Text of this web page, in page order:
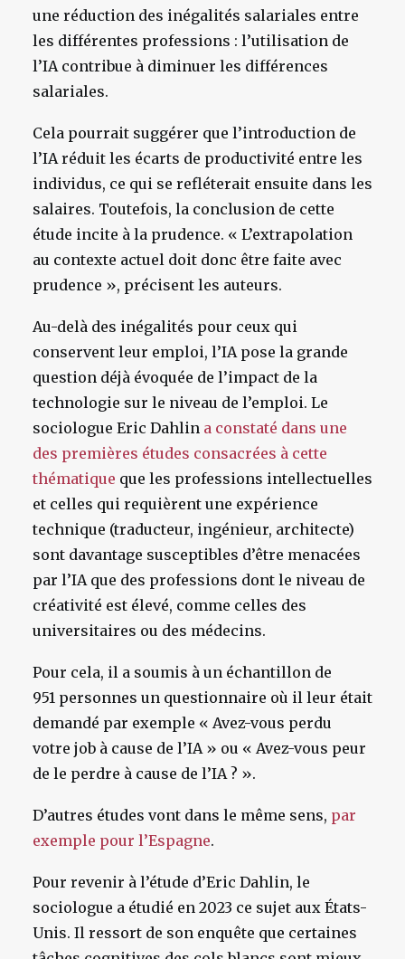
une réduction des inégalités salariales entre
les différentes professions : l’utilisation de
l’IA contribue à diminuer les différences
salariales.
Cela pourrait suggérer que l’introduction de
l’IA réduit les écarts de productivité entre les
individus, ce qui se refléterait ensuite dans les
salaires. Toutefois, la conclusion de cette
étude incite à la prudence. « L’extrapolation
au contexte actuel doit donc être faite avec
prudence », précisent les auteurs.
Au-delà des inégalités pour ceux qui
conservent leur emploi, l’IA pose la grande
question déjà évoquée de l’impact de la
technologie sur le niveau de l’emploi. Le
sociologue Eric Dahlin a constaté dans une
des premières études consacrées à cette
thématique que les professions intellectuelles
et celles qui requièrent une expérience
technique (traducteur, ingénieur, architecte)
sont davantage susceptibles d’être menacées
par l’IA que des professions dont le niveau de
créativité est élevé, comme celles des
universitaires ou des médecins.
Pour cela, il a soumis à un échantillon de
951 personnes un questionnaire où il leur était
demandé par exemple « Avez-vous perdu
votre job à cause de l’IA » ou « Avez-vous peur
de le perdre à cause de l’IA ? ».
D’autres études vont dans le même sens, par
exemple pour l’Espagne.
Pour revenir à l’étude d’Eric Dahlin, le
sociologue a étudié en 2023 ce sujet aux États-
Unis. Il ressort de son enquête que certaines